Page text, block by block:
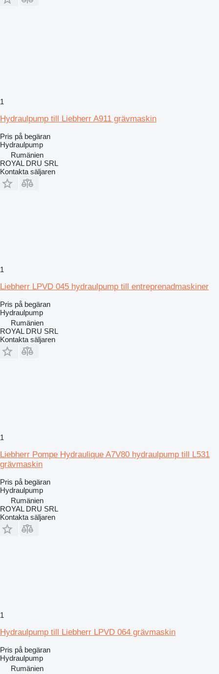
1
Hydraulpump till Liebherr A911 grävmaskin
Pris på begäran
Hydraulpump
Rumänien
ROYAL DRU SRL
Kontakta säljaren
1
Liebherr LPVD 045 hydraulpump till entreprenadmaskiner
Pris på begäran
Hydraulpump
Rumänien
ROYAL DRU SRL
Kontakta säljaren
1
Liebherr Pompe Hydraulique A7V80 hydraulpump till L531
grävmaskin
Pris på begäran
Hydraulpump
Rumänien
ROYAL DRU SRL
Kontakta säljaren
1
Hydraulpump till Liebherr LPVD 064 grävmaskin
Pris på begäran
Hydraulpump
Rumänien